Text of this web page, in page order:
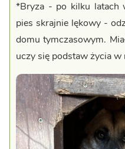
*Bryza - po kilku latach
pies skrajnie lękowy -
domu tymczasowym.
uczy się podstaw życia w